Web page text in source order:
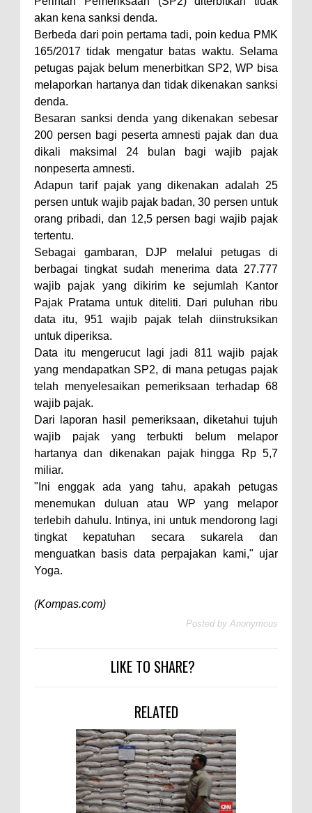
akan kena sanksi denda.
Berbeda dari poin pertama tadi, poin kedua PMK
165/2017 tidak mengatur batas waktu. Selama
petugas pajak belum menerbitkan SP2, WP bisa
melaporkan hartanya dan tidak dikenakan sanksi
denda.
Besaran sanksi denda yang dikenakan sebesar
200 persen bagi peserta amnesti pajak dan dua
dikali maksimal 24 bulan bagi wajib pajak
nonpeserta amnesti.
Adapun tarif pajak yang dikenakan adalah 25
persen untuk wajib pajak badan, 30 persen untuk
orang pribadi, dan 12,5 persen bagi wajib pajak
tertentu.
Sebagai gambaran, DJP melalui petugas di
berbagai tingkat sudah menerima data 27.777
wajib pajak yang dikirim ke sejumlah Kantor
Pajak Pratama untuk diteliti. Dari puluhan ribu
data itu, 951 wajib pajak telah diinstruksikan
untuk diperiksa.
Data itu mengerucut lagi jadi 811 wajib pajak
yang mendapatkan SP2, di mana petugas pajak
telah menyelesaikan pemeriksaan terhadap 68
wajib pajak.
Dari laporan hasil pemeriksaan, diketahui tujuh
wajib pajak yang terbukti belum melapor
hartanya dan dikenakan pajak hingga Rp 5,7
miliar.
"Ini enggak ada yang tahu, apakah petugas
menemukan duluan atau WP yang melapor
terlebih dahulu. Intinya, ini untuk mendorong lagi
tingkat kepatuhan secara sukarela dan
menguatkan basis data perpajakan kami," ujar
Yoga.
(Kompas.com)
Posted by Anonymous
LIKE TO SHARE?
RELATED